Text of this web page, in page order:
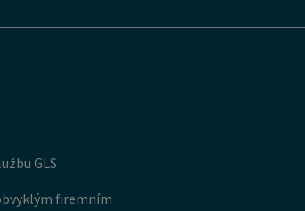
GLS
firemním